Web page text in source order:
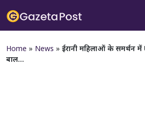
Home » News » ईरानी महिलाओं के समर्थन
बाल…